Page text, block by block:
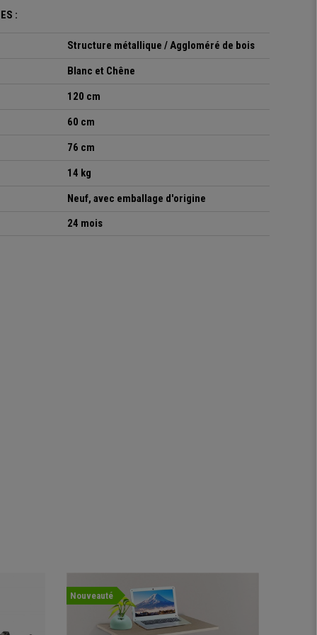
:
Structure métallique / Aggloméré de bois
Blanc et Chêne
120 cm
60 cm
76 cm
14 kg
Neuf, avec emballage d'origine
24 mois
Nouveauté